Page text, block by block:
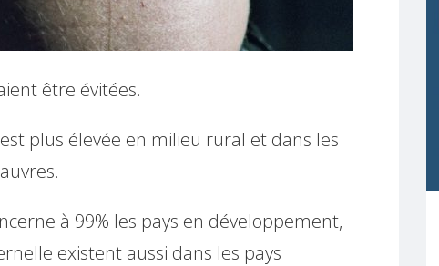
être évitées.
plus élevée en milieu rural et dans les
à 99% les pays en développement,
existent aussi dans les pays